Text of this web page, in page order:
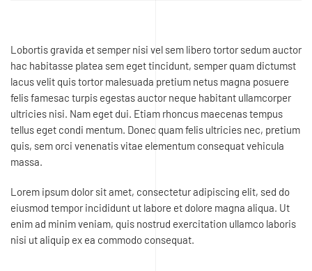
Lobortis gravida et semper nisi vel sem libero tortor sedum auctor
hac habitasse platea sem eget tincidunt, semper quam dictumst
lacus velit quis tortor malesuada pretium netus magna posuere
felis famesac turpis egestas auctor neque habitant ullamcorper
ultricies nisi. Nam eget dui. Etiam rhoncus maecenas tempus
tellus eget condi mentum. Donec quam felis ultricies nec, pretium
quis, sem orci venenatis vitae elementum consequat vehicula
massa.
Lorem ipsum dolor sit amet, consectetur adipiscing elit, sed do
eiusmod tempor incididunt ut labore et dolore magna aliqua. Ut
enim ad minim veniam, quis nostrud exercitation ullamco laboris
nisi ut aliquip ex ea commodo consequat.